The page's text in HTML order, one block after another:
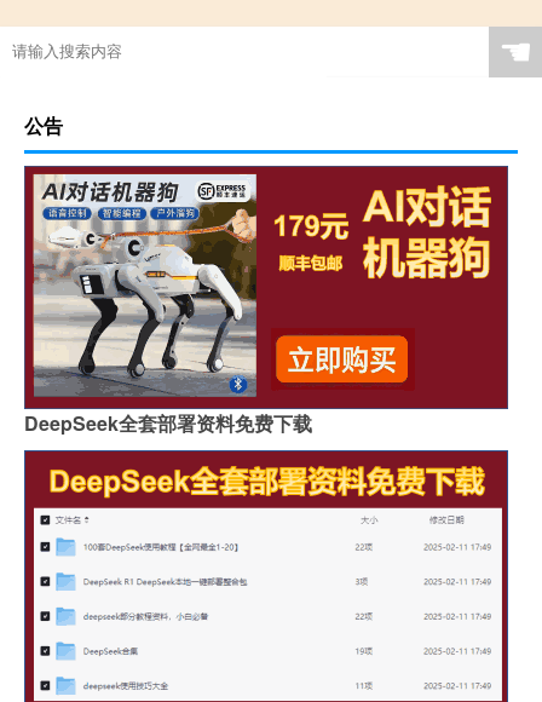
☚
公告
DeepSeek全套部署资料免费下载